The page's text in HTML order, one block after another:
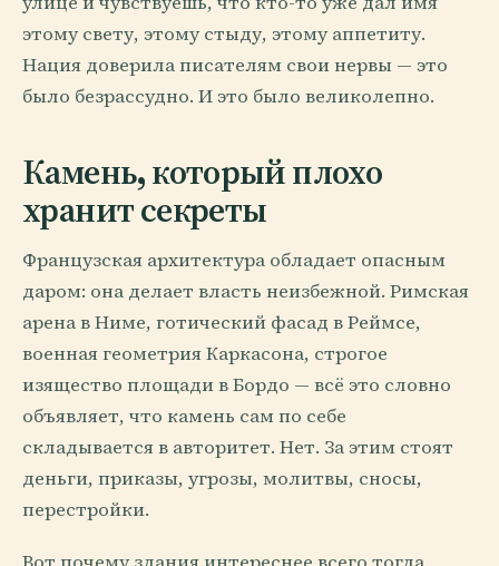
этому свету, этому стыду, этому аппетиту.
Нация доверила писателям свои нервы — это
было безрассудно. И это было великолепно.
Камень, который плохо
хранит секреты
Французская архитектура обладает опасным
даром: она делает власть неизбежной. Римская
арена в Ниме, готический фасад в Реймсе,
военная геометрия Каркасона, строгое
изящество площади в Бордо — всё это словно
объявляет, что камень сам по себе
складывается в авторитет. Нет. За этим стоят
деньги, приказы, угрозы, молитвы, сносы,
перестройки.